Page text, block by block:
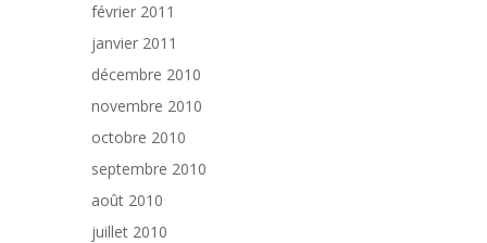
février 2011
janvier 2011
décembre 2010
novembre 2010
octobre 2010
septembre 2010
août 2010
juillet 2010